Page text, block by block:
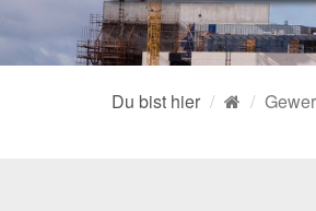
Du bist hier